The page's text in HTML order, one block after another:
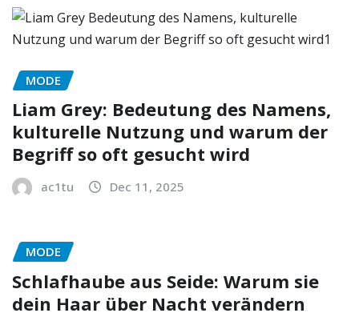
MODE
Liam Grey: Bedeutung des Namens,
kulturelle Nutzung und warum der
Begriff so oft gesucht wird
ac1tu Dec 11, 2025
MODE
Schlafhaube aus Seide: Warum sie
dein Haar über Nacht verändern